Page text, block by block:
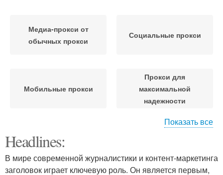
Медиа-прокси от
обычных прокси
Социальные прокси
Мобильные прокси
Прокси для
максимальной
надежности
Прокси-сервера для
обеспечения
Показать все
Headlines:
В мире современной журналистики и контент-маркетинга
заголовок играет ключевую роль. Он является первым,